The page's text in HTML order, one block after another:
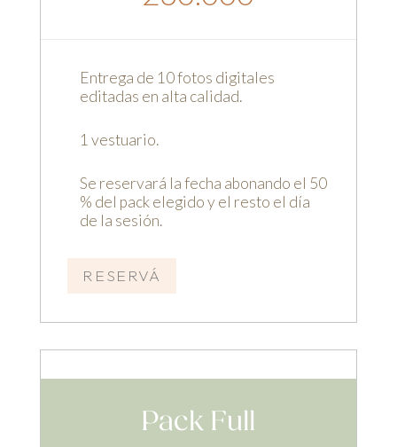
Entrega de 10 fotos digitales
editadas en alta calidad.
1 vestuario.
Se reservará la fecha abonando el 50
% del pack elegido y el resto el día
de la sesión.
RESERVÁ
Pack Full